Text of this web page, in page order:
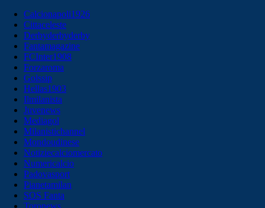
Calcionapoli1926
Cittaceleste
Derbyderbyderby
Fantamagazine
FCInter1908
Forzaroma
Golssip
Hellas1903
Ilmilanista
Juvenews
Mediagol
Milanistichannel
Mondoudinese
Notiziecalciomercato
Numericalcio
Padovasport
Pianetamilan
SOS Fanta